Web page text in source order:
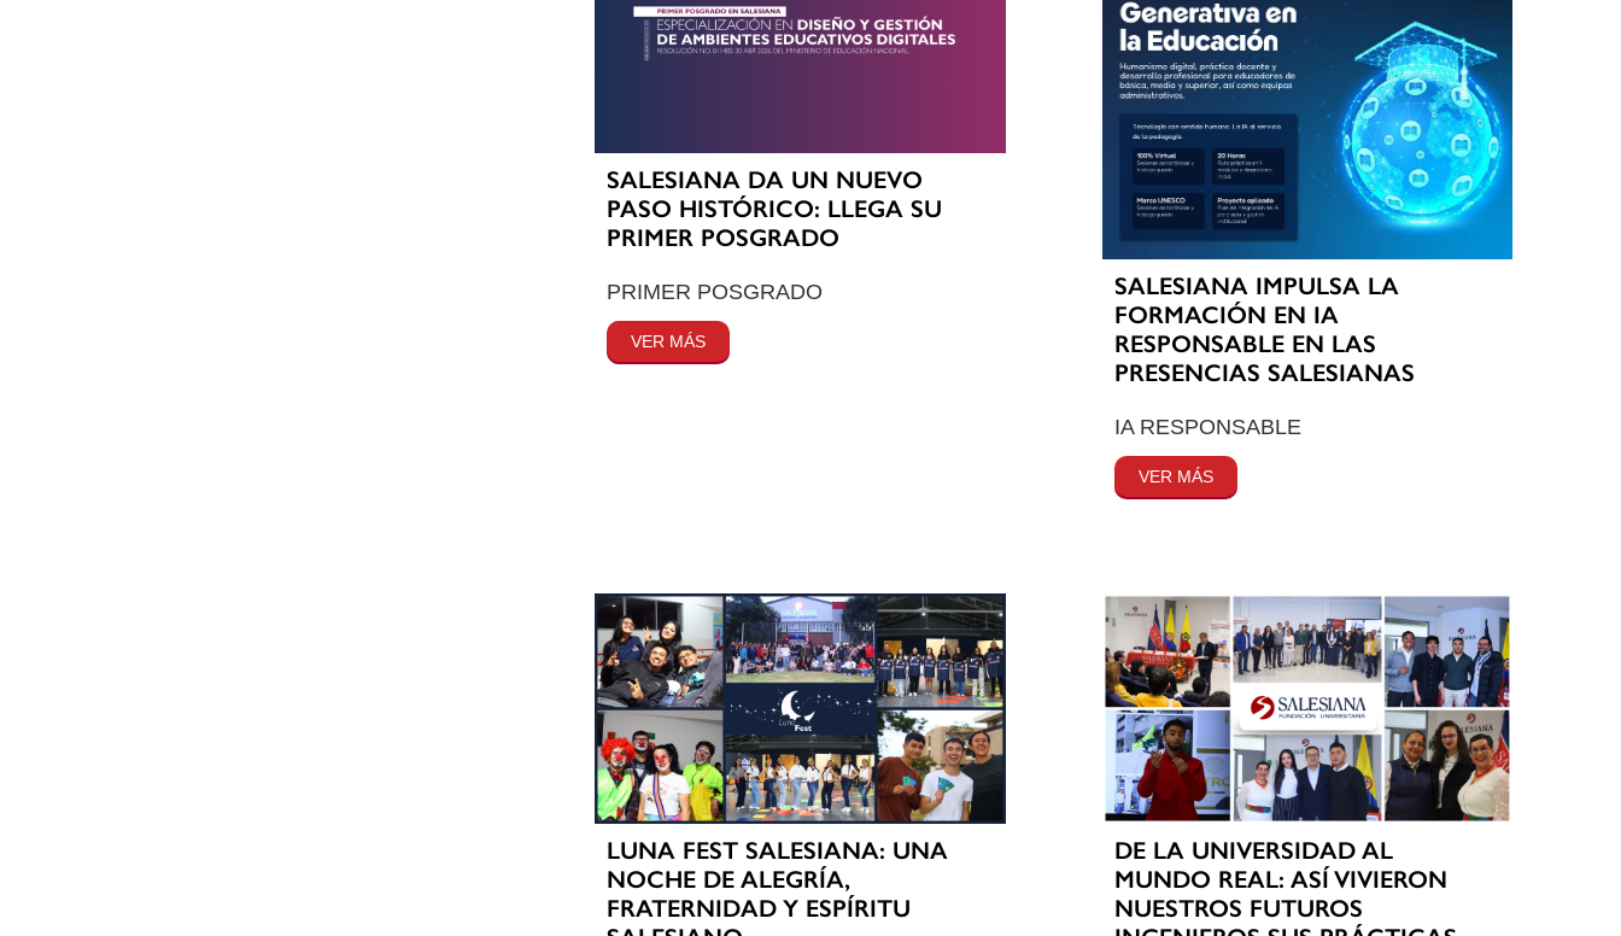
SALESIANA DA UN NUEVO
PASO HISTÓRICO: LLEGA SU
PRIMER POSGRADO
PRIMER POSGRADO
VER MÁS
SALESIANA IMPULSA LA
FORMACIÓN EN IA
RESPONSABLE EN LAS
PRESENCIAS SALESIANAS
IA RESPONSABLE
VER MÁS
LUNA FEST SALESIANA: UNA
NOCHE DE ALEGRÍA,
FRATERNIDAD Y ESPÍRITU
DE LA UNIVERSIDAD AL
MUNDO REAL: ASÍ VIVIERON
NUESTROS FUTUROS